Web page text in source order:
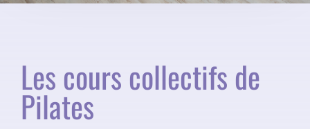
Les cours collectifs de
Pilates